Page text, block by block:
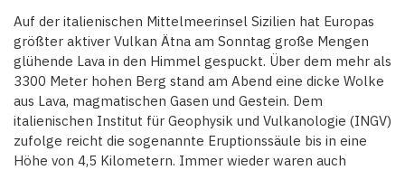
UND
TOURISTEN
Auf der italienischen Mittelmeerinsel Sizilien hat Europas
größter aktiver Vulkan Ätna am Sonntag große Mengen
glühende Lava in den Himmel gespuckt. Über dem mehr als
3300 Meter hohen Berg stand am Abend eine dicke Wolke
aus Lava, magmatischen Gasen und Gestein. Dem
italienischen Institut für Geophysik und Vulkanologie (INGV)
zufolge reicht die sogenannte Eruptionssäule bis in eine
Höhe von 4,5 Kilometern. Immer wieder waren auch